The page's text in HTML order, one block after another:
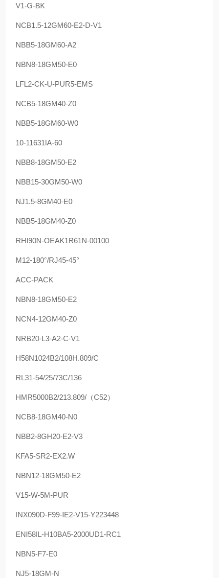
V1-G-BK
NCB1.5-12GM60-E2-D-V1
NBB5-18GM60-A2
NBN8-18GM50-E0
LFL2-CK-U-PUR5-EMS
NCB5-18GM40-Z0
NBB5-18GM60-W0
10-11631IA-60
NBB8-18GM50-E2
NBB15-30GM50-W0
NJ1.5-8GM40-E0
NBB5-18GM40-Z0
RHI90N-OEAK1R61N-00100
M12-180°/RJ45-45°
ACC-PACK
NBN8-18GM50-E2
NCN4-12GM40-Z0
NRB20-L3-A2-C-V1
H58N1024B2/108H.809/C
RL31-54/25/73C/136
HMR5000B2/213.809/（C52）
NCB8-18GM40-N0
NBB2-8GH20-E2-V3
KFA5-SR2-EX2.W
NBN12-18GM50-E2
V15-W-5M-PUR
INX090D-F99-IE2-V15-Y223448
ENI58IL-H10BA5-2000UD1-RC1
NBN5-F7-E0
NJ5-18GM-N